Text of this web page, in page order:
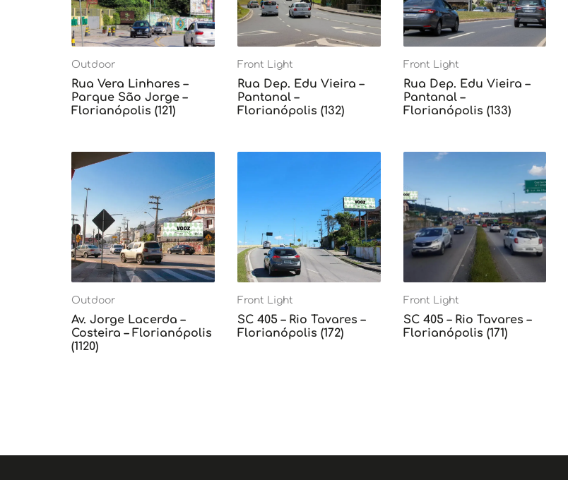
Outdoor
Rua Vera Linhares –
Parque São Jorge –
Florianópolis (121)
Front Light
Rua Dep. Edu Vieira –
Pantanal –
Florianópolis (132)
Front Light
Rua Dep. Edu Vieira –
Pantanal –
Florianópolis (133)
Outdoor
Av. Jorge Lacerda –
Costeira – Florianópolis
(1120)
Front Light
SC 405 – Rio Tavares –
Florianópolis (172)
Front Light
SC 405 – Rio Tavares –
Florianópolis (171)